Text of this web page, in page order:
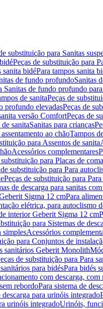
substituição para Sanitas
Peças de substituição para
sanita bidéPara tampos sanita
de fundo profundoSanitas
Sanitas de fundo profundo
de sanitaPeças de
profundo elevadasPeças de
versão ComfortPeças de
sanitaSanitas para crianças
ao chãoTampos
para Assentos de sanita
Acessórios complementares
para Placas de
de substituição para Para
Peças de substituição para
de descarga para sanitas
Sigma 12 cmPara
elétrica, para autoclismo
interior Geberit Sigma 12 cm
para Sistemas de
simplesAcessórios
para Conjuntos de
sanitários Geberit Monolith
de substituição para Para
para bidésPara bidés
com descarga, com
rebordoPara sistema de
descarga para urinóis integrado
urinóis integradoUrinóis,